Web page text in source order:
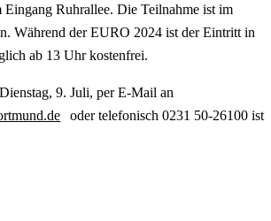
Eingang Ruhrallee. Die Teilnahme ist im
Während der EURO 2024 ist der Eintritt in
ab 13 Uhr kostenfrei.
9. Juli, per E-Mail an
oder telefonisch 0231 50-26100 ist